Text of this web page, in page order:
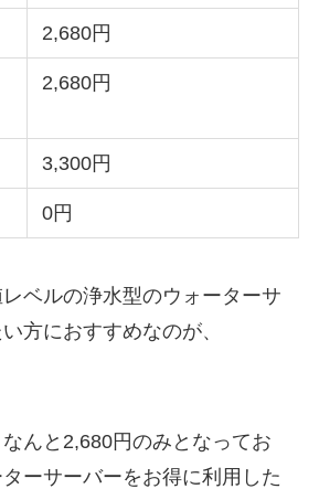
2,680円
2,680円
3,300円
0円
ベルの浄水型のウォーターサ
方におすすめなのが、
んと2,680円のみとなってお
ーサーバーをお得に利用した